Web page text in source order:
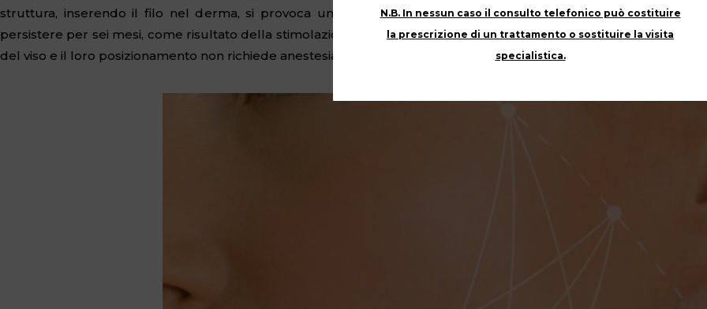
struttura, inserendo il filo nel derma, si provoca una leggera trazione dello stesso. Si determina quindi uno
persistere per sei mesi, come risultato della stimolazione dei fibroblasti del derma. I fili di trazione si utilizzano
del viso e il loro posizionamento non richiede anestesia.
N.B. In nessun caso il consulto telefonico può costituire
la prescrizione di un trattamento o sostituire la visita
specialistica.